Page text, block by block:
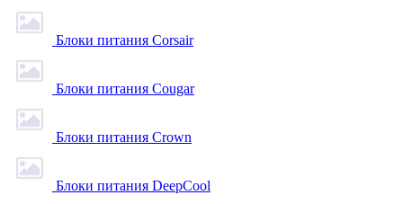
Блоки питания Corsair
Блоки питания Cougar
Блоки питания Crown
Блоки питания DeepCool